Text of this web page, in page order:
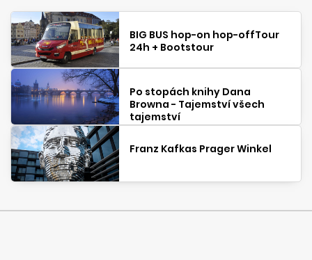
BIG BUS hop-on hop-offTour
24h + Bootstour
Po stopách knihy Dana
Browna - Tajemství všech
tajemství
Franz Kafkas Prager Winkel